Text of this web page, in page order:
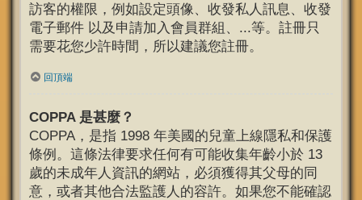
訪客的權限，例如設定頭像、收發私人訊息、收發
電子郵件 以及申請加入會員群組、...等。註冊只
需要花您少許時間，所以建議您註冊。
回頂端
COPPA 是甚麼？
COPPA，是指 1998 年美國的兒童上線隱私和保護
條例。這條法律要求任何有可能收集年齡小於 13
歲的未成年人資訊的網站，必須獲得其父母的同
意，或者其他合法監護人的容許。如果您不能確認